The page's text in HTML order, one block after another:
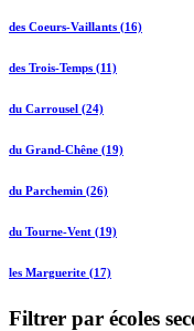
des Coeurs-Vaillants (16)
des Trois-Temps (11)
du Carrousel (24)
du Grand-Chêne (19)
du Parchemin (26)
du Tourne-Vent (19)
les Marguerite (17)
Filtrer par écoles